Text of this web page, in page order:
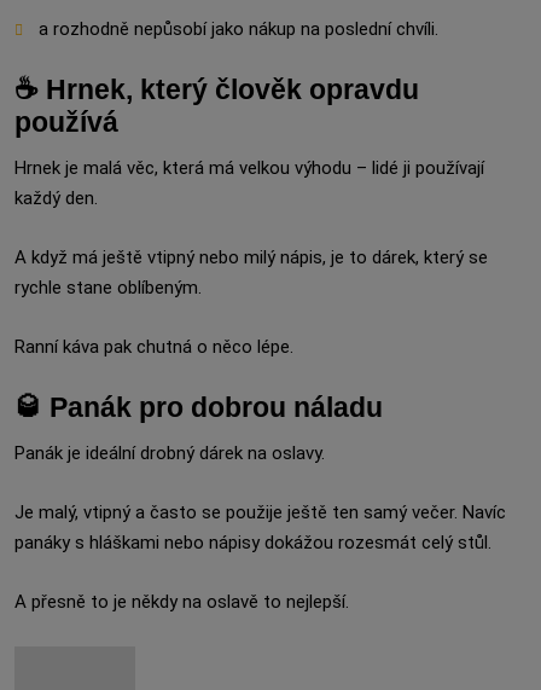
a rozhodně nepůsobí jako nákup na poslední chvíli.
☕ Hrnek, který člověk opravdu
používá
Hrnek je malá věc, která má velkou výhodu – lidé ji používají
každý den.
A když má ještě vtipný nebo milý nápis, je to dárek, který se
rychle stane oblíbeným.
Ranní káva pak chutná o něco lépe.
🥃 Panák pro dobrou náladu
Panák je ideální drobný dárek na oslavy.
Je malý, vtipný a často se použije ještě ten samý večer. Navíc
panáky s hláškami nebo nápisy dokážou rozesmát celý stůl.
A přesně to je někdy na oslavě to nejlepší.